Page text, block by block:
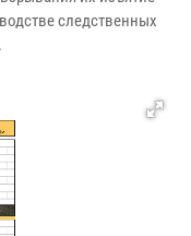
следственных